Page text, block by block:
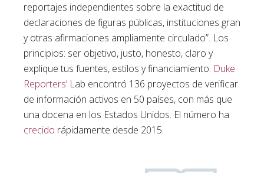
reportajes independientes sobre la exactitud de
declaraciones de figuras públicas, instituciones gran
y otras afirmaciones ampliamente circulado”. Los
principios: ser objetivo, justo, honesto, claro y
explique tus fuentes, estilos y financiamiento. Duke
Reporters’ Lab encontró 136 proyectos de verificar
de información activos en 50 países, con más que
una docena en los Estados Unidos. El número ha
crecido rápidamente desde 2015.